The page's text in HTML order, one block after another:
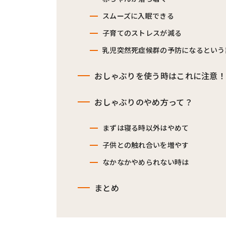
スムーズに入眠できる
子育てのストレスが減る
乳児突然死症候群の予防になるとい
おしゃぶりを使う時はこれに注意！
おしゃぶりのやめ方って？
まずは寝る時以外はやめて
子供との触れ合いを増やす
なかなかやめられない時は
まとめ